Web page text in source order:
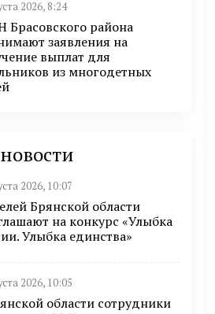
2026, 8:24
Брасовского района
заявления на
выплат для
из многодетных
2026, 10:07
Брянской области
на конкурс «Улыбка
Улыбка единства»
2026, 10:05
области сотрудники